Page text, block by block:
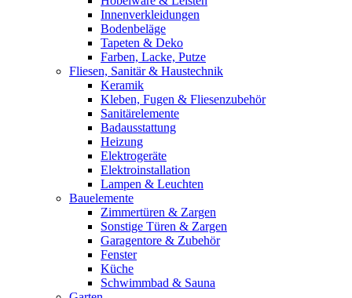
Innenverkleidungen
Bodenbeläge
Tapeten & Deko
Farben, Lacke, Putze
Fliesen, Sanitär & Haustechnik
Keramik
Kleben, Fugen & Fliesenzubehör
Sanitärelemente
Badausstattung
Heizung
Elektrogeräte
Elektroinstallation
Lampen & Leuchten
Bauelemente
Zimmertüren & Zargen
Sonstige Türen & Zargen
Garagentore & Zubehör
Fenster
Küche
Schwimmbad & Sauna